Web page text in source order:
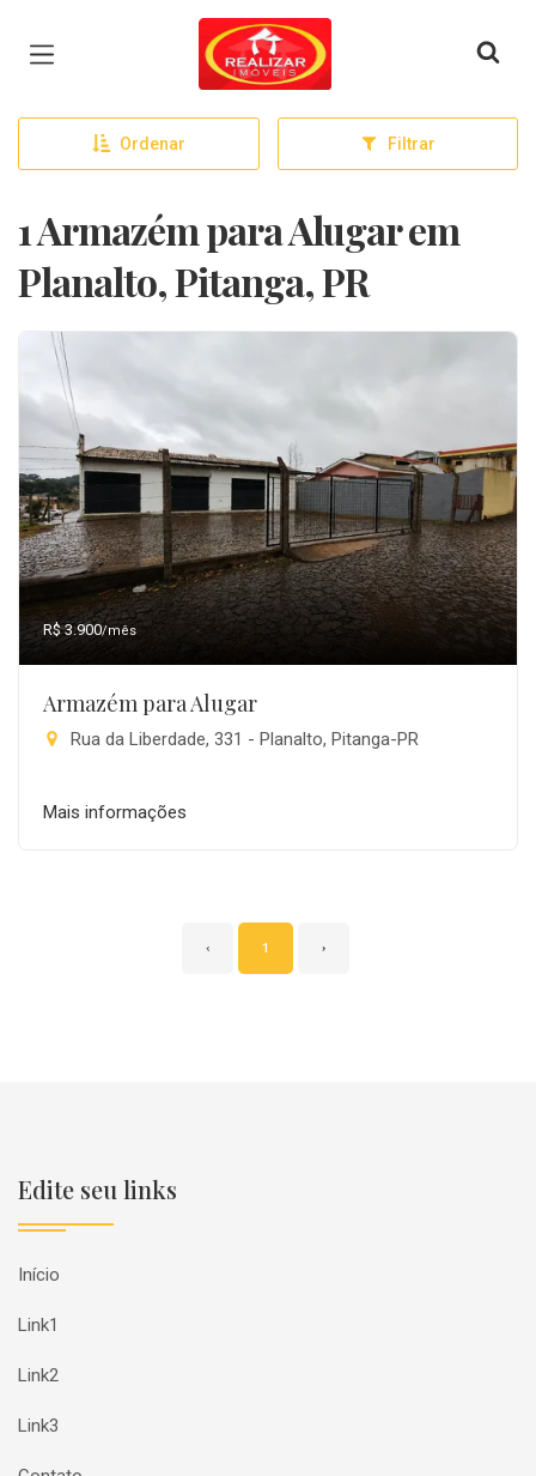
Página inicial
Ordenar Filtrar
1 Armazém para Alugar em
Planalto, Pitanga, PR
R$ 3.900/mês
Armazém para Alugar
Rua da Liberdade, 331 - Planalto, Pitanga-PR
Mais informações
‹ 1 ›
Edite seu links
Início
Link1
Link2
Link3